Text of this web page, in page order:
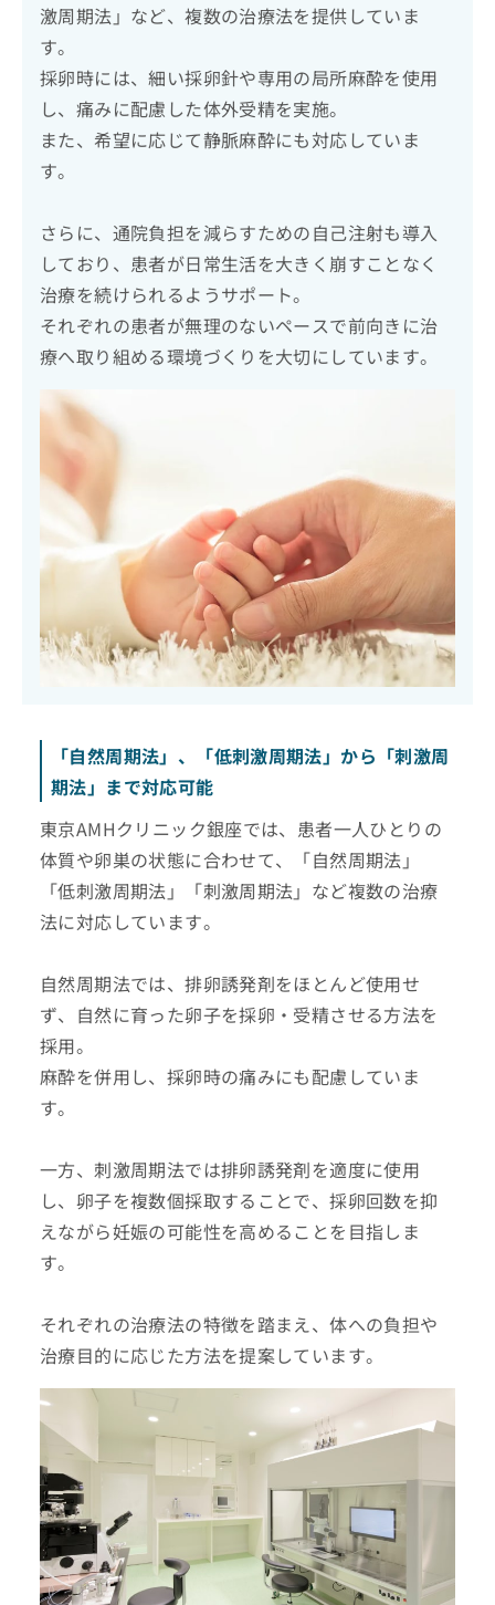
激周期法」など、複数の治療法を提供していま
す。
採卵時には、細い採卵針や専用の局所麻酔を使用
し、痛みに配慮した体外受精を実施。
また、希望に応じて静脈麻酔にも対応していま
す。
さらに、通院負担を減らすための自己注射も導入
しており、患者が日常生活を大きく崩すことなく
治療を続けられるようサポート。
それぞれの患者が無理のないペースで前向きに治
療へ取り組める環境づくりを大切にしています。
「自然周期法」、「低刺激周期法」から「刺激周
期法」まで対応可能
東京AMHクリニック銀座では、患者一人ひとりの
体質や卵巣の状態に合わせて、「自然周期法」
「低刺激周期法」「刺激周期法」など複数の治療
法に対応しています。
自然周期法では、排卵誘発剤をほとんど使用せ
ず、自然に育った卵子を採卵・受精させる方法を
採用。
麻酔を併用し、採卵時の痛みにも配慮していま
す。
一方、刺激周期法では排卵誘発剤を適度に使用
し、卵子を複数個採取することで、採卵回数を抑
えながら妊娠の可能性を高めることを目指しま
す。
それぞれの治療法の特徴を踏まえ、体への負担や
治療目的に応じた方法を提案しています。